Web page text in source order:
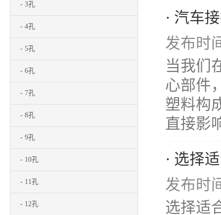
- 3孔
- 4孔
- 5孔
- 6孔
- 7孔
- 8孔
- 9孔
- 10孔
- 11孔
- 12孔
· 汽车
发布时
当我们
心部件
塑料构
直接影
· 选择
发布时
选择适